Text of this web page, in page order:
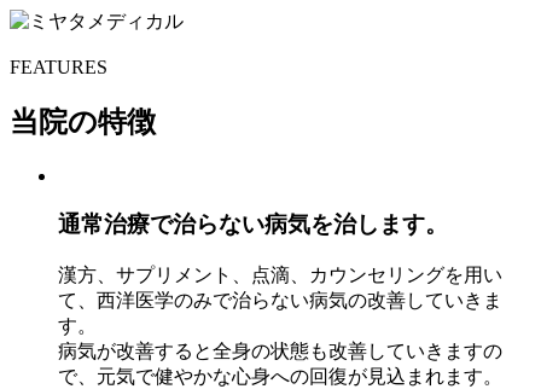
FEATURES
当院の特徴
通常治療で治らない病気を治します。
漢方、サプリメント、点滴、カウンセリングを用い
て、西洋医学のみで治らない病気の改善していきま
す。
病気が改善すると全身の状態も改善していきますの
で、元気で健やかな心身への回復が見込まれます。